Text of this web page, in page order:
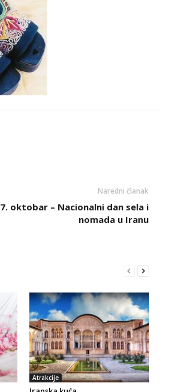
Naredni članak
7. oktobar – Nacionalni dan sela i
nomada u Iranu
Atrakcije